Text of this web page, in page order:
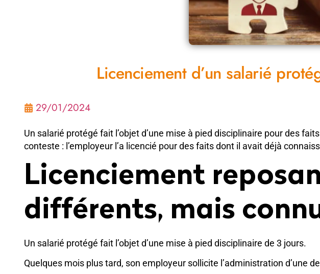
Licenciement d’un salarié
29/01/2024
Un salarié protégé fait l’objet d’une mise à pied disciplinaire pour des
conteste : l’employeur l’a licencié pour des faits dont il avait déjà
Licenciement
différents, mais
Un salarié protégé fait l’objet d’une mise à pied disciplinaire de 3 jours.
Quelques mois plus tard, son employeur sollicite l’administration